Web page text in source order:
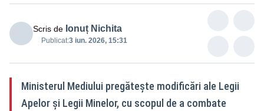
Scris de Ionuț Nichita
Publicat:3 iun. 2026, 15:31
Ministerul Mediului pregătește modificări ale Legii
Apelor și Legii Minelor, cu scopul de a combate